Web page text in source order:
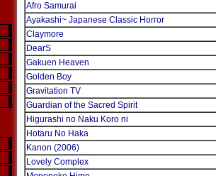
Afro Samurai
Ayakashi~ Japanese Classic Horror
Claymore
DearS
Gakuen Heaven
Golden Boy
Gravitation TV
Guardian of the Sacred Spirit
Higurashi no Naku Koro ni
Hotaru No Haka
Kanon (2006)
Lovely Complex